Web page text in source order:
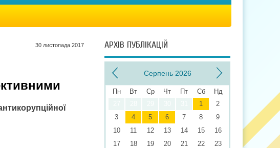
30 листопада 2017 АРХІВ ПУБЛІКАЦІЙ
Серпень 2026
Пн Вт Ср Чт Пт Сб
Нд
1
2
3
4 5 6 7 8
9
10
11 12 13 14 15
16
17
18 19 20 21 22
23